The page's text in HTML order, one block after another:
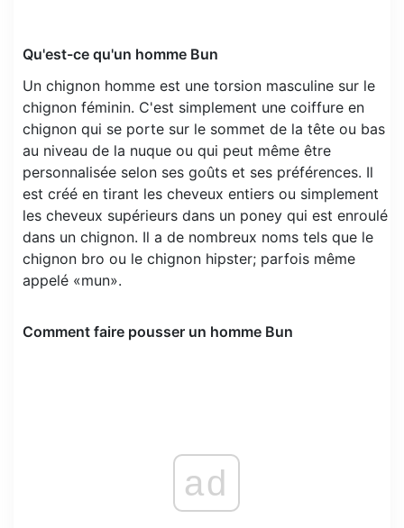
Qu'est-ce qu'un homme Bun
Un chignon homme est une torsion masculine sur le
chignon féminin. C'est simplement une coiffure en
chignon qui se porte sur le sommet de la tête ou bas
au niveau de la nuque ou qui peut même être
personnalisée selon ses goûts et ses préférences. Il
est créé en tirant les cheveux entiers ou simplement
les cheveux supérieurs dans un poney qui est enroulé
dans un chignon. Il a de nombreux noms tels que le
chignon bro ou le chignon hipster; parfois même
appelé «mun».
Comment faire pousser un homme Bun
ad